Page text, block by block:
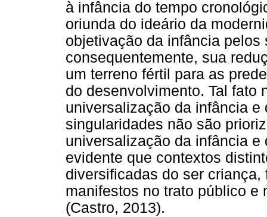
à infância do tempo
oriunda do ideário da
objetivação da infância pelos
consequentemente, sua
um terreno fértil para as
do desenvolvimento. Tal fato
universalização da infância
singularidades não são
universalização da infância
evidente que contextos
diversificadas do ser
manifestos no trato público e
(Castro, 2013).